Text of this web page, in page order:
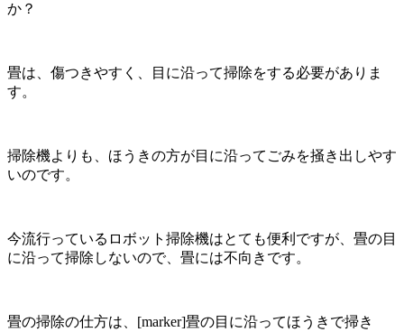
か？
畳は、傷つきやすく、目に沿って掃除をする必要がありま
す。
掃除機よりも、ほうきの方が目に沿ってごみを掻き出しやす
いのです。
今流行っているロボット掃除機はとても便利ですが、畳の目
に沿って掃除しないので、畳には不向きです。
畳の掃除の仕方は、[marker]畳の目に沿ってほうきで掃き